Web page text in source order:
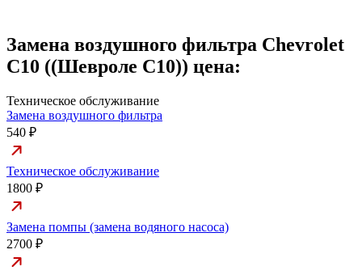
Замена воздушного фильтра Chevrolet
C10 ((Шевроле С10)) цена:
Техническое обслуживание
Замена воздушного фильтра
540 ₽
Техническое обслуживание
1800 ₽
Замена помпы (замена водяного насоса)
2700 ₽